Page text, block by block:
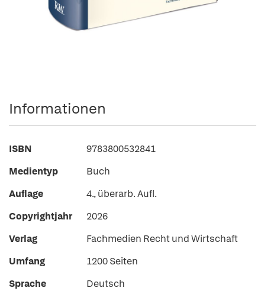
Informationen
ISBN
9783800532841
Medientyp
Buch
Auflage
4., überarb. Aufl.
Copyrightjahr
2026
Verlag
Fachmedien Recht und Wirtschaft
Umfang
1200 Seiten
Sprache
Deutsch